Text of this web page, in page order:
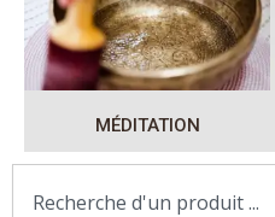
MÉDITATION